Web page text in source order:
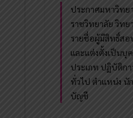
ประกาศมหาวิทย
ราชวิทยาลัย วิทย
รายชื่อผู้มีสิทธิ์ส
และแต่งตั้งเป็นบุ
ประเภท ปฏิบัติก
ทั่วไป ตำแหน่ง นั
บัญชี